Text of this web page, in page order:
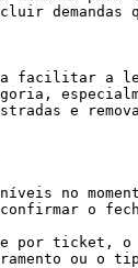
demandas
facilitar a
e
no
o
por ticket, o
ou o